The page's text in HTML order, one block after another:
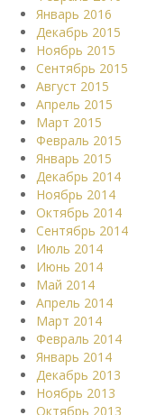
Январь 2016
Декабрь 2015
Ноябрь 2015
Сентябрь 2015
Август 2015
Апрель 2015
Март 2015
Февраль 2015
Январь 2015
Декабрь 2014
Ноябрь 2014
Октябрь 2014
Сентябрь 2014
Июль 2014
Июнь 2014
Май 2014
Апрель 2014
Март 2014
Февраль 2014
Январь 2014
Декабрь 2013
Ноябрь 2013
Октябрь 2013